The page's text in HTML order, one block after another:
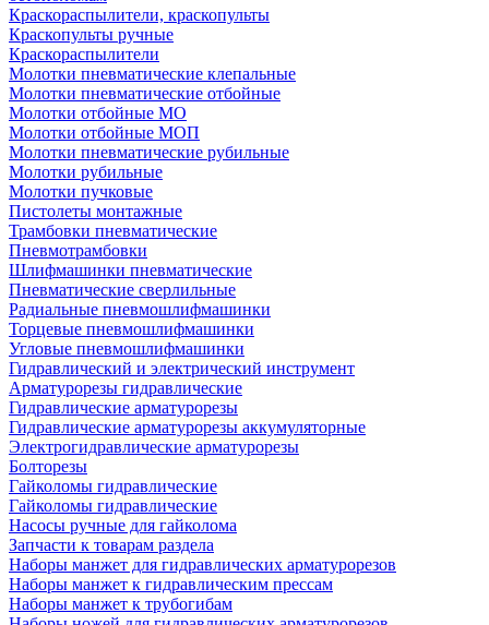
Краскораспылители, краскопульты
Краскопульты ручные
Краскораспылители
Молотки пневматические клепальные
Молотки пневматические отбойные
Молотки отбойные МО
Молотки отбойные МОП
Молотки пневматические рубильные
Молотки рубильные
Молотки пучковые
Пистолеты монтажные
Трамбовки пневматические
Пневмотрамбовки
Шлифмашинки пневматические
Пневматические сверлильные
Радиальные пневмошлифмашинки
Торцевые пневмошлифмашинки
Угловые пневмошлифмашинки
Гидравлический и электрический инструмент
Арматурорезы гидравлические
Гидравлические арматурорезы
Гидравлические арматурорезы аккумуляторные
Электрогидравлические арматурорезы
Болторезы
Гайколомы гидравлические
Гайколомы гидравлические
Насосы ручные для гайколома
Запчасти к товарам раздела
Наборы манжет для гидравлических арматурорезов
Наборы манжет к гидравлическим прессам
Наборы манжет к трубогибам